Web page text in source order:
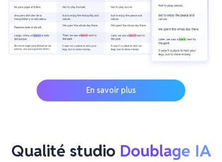
En savoir plus
Qualité studio Doublage IA